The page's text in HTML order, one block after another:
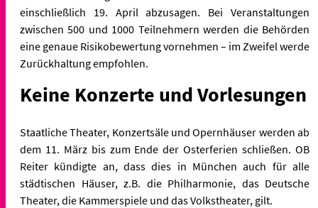
einschließlich 19. April abzusagen. Bei Veranstaltungen
zwischen 500 und 1000 Teilnehmern werden die Behörden
eine genaue Risikobewertung vornehmen – im Zweifel werde
Zurückhaltung empfohlen.
Keine Konzerte und Vorlesungen
Staatliche Theater, Konzertsäle und Opernhäuser werden ab
dem 11. März bis zum Ende der Osterferien schließen. OB
Reiter kündigte an, dass dies in München auch für alle
städtischen Häuser, z.B. die Philharmonie, das Deutsche
Theater, die Kammerspiele und das Volkstheater, gilt.